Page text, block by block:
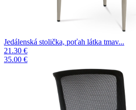
Jedálenská stolička, poťah látka tmav...
21.30 €
35.00 €